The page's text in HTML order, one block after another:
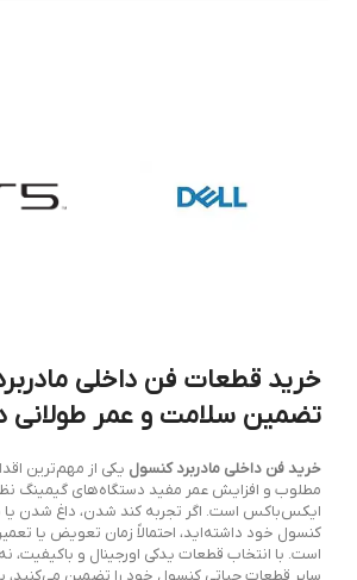
خرید قطعات فن داخلی
تضمین سلامت و عمر طولانی
خرید فن داخلی مادربرد کنسول یکی از مهم‌ترین
مطلوب و افزایش عمر مفید دستگاه‌های گیمینگ
ایکس‌باکس است. اگر تجربه کند شدن، داغ شدن یا
کنسول خود داشته‌اید، احتمالاً زمان تعویض یا
است. با انتخاب قطعات یدکی اورجینال و باکیفیت،
سایر قطعات حیاتی کنسول خود را تضمین می‌کنید،